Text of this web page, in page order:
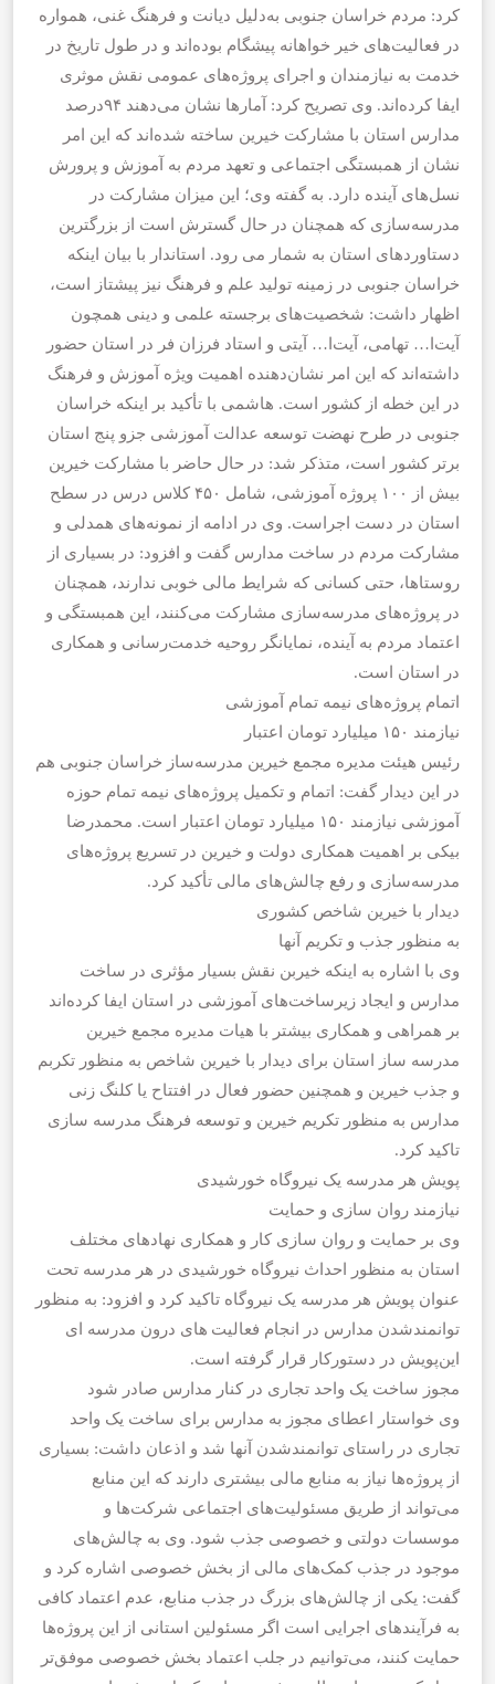
کرد: مردم خراسان جنوبی به‌دلیل دیانت و فرهنگ غنی، همواره
در فعالیت‌های خیر خواهانه پیشگام بوده‌اند و در طول تاریخ در
خدمت به نیازمندان و اجرای پروژه‌های عمومی نقش موثری
ایفا کرده‌اند. وی تصریح کرد: آمارها نشان می‌دهند ۹۴درصد
مدارس استان با مشارکت خیرین ساخته شده‌اند که این امر
نشان از همبستگی اجتماعی و تعهد مردم به آموزش و پرورش
نسل‌های آینده دارد. به گفته وی؛ این میزان مشارکت در
مدرسه‌سازی که همچنان در حال گسترش است از بزرگترین
دستاوردهای استان به شمار می رود. استاندار با بیان اینکه
خراسان جنوبی در زمینه تولید علم و فرهنگ نیز پیشتاز است،
اظهار داشت: شخصیت‌های برجسته علمی و دینی همچون
آیت‌ا… تهامی، آیت‌ا… آیتی و استاد فرزان فر در استان حضور
داشته‌اند که این امر نشان‌دهنده اهمیت ویژه آموزش و فرهنگ
در این خطه از کشور است. هاشمی با تأکید بر اینکه خراسان
جنوبی در طرح نهضت توسعه عدالت آموزشی جزو پنج استان
برتر کشور است، متذکر شد: در حال حاضر با مشارکت خیرین
بیش از ۱۰۰ پروژه آموزشی، شامل ۴۵۰ کلاس درس در سطح
استان در دست اجراست. وی در ادامه از نمونه‌های همدلی و
مشارکت مردم در ساخت مدارس گفت و افزود: در بسیاری از
روستاها، حتی کسانی که شرایط مالی خوبی ندارند، همچنان
در پروژه‌های مدرسه‌سازی مشارکت می‌کنند، این همبستگی و
اعتماد مردم به آینده، نمایانگر روحیه خدمت‌رسانی و همکاری
در استان است.
اتمام پروژه‌های نیمه تمام آموزشی
نیازمند ۱۵۰ میلیارد تومان اعتبار
رئیس هیئت مدیره مجمع خیرین مدرسه‌ساز خراسان جنوبی هم
در این دیدار گفت: اتمام و تکمیل پروژه‌های نیمه تمام حوزه
آموزشی نیازمند ۱۵۰ میلیارد تومان اعتبار است. محمدرضا
بیکی بر اهمیت همکاری دولت و خیرین در تسریع پروژه‌های
مدرسه‌سازی و رفع چالش‌های مالی تأکید کرد.
دیدار با خیرین شاخص کشوری
به منظور جذب و تکریم آنها
وی با اشاره به اینکه خیربن نقش بسیار مؤثری در ساخت
مدارس و ایجاد زیرساخت‌های آموزشی در استان ایفا کرده‌اند
بر همراهی و همکاری بیشتر با هیات مدیره مجمع خیرین
مدرسه ساز استان برای دیدار با خیرین شاخص به منظور تکربم
و جذب خیرین و همچنین حضور فعال در افتتاح یا کلنگ زنی
مدارس به منظور تکریم خیرین و توسعه فرهنگ مدرسه سازی
تاکید کرد.
پویش هر مدرسه یک نیروگاه خورشیدی
نیازمند روان سازی و حمایت
وی بر حمایت و روان سازی کار و همکاری نهادهای مختلف
استان به منظور احداث نیروگاه خورشیدی در هر مدرسه تحت
عنوان پویش هر مدرسه یک نیروگاه تاکید کرد و افزود: به منظور
توانمندشدن مدارس در انجام فعالیت های درون مدرسه ای
این‌پویش در دستورکار قرار گرفته است.
مجوز ساخت یک واحد تجاری در کنار مدارس صادر شود
وی خواستار اعطای مجوز به مدارس برای ساخت یک واحد
تجاری در راستای توانمندشدن آنها شد و اذعان داشت: بسیاری
از پروژه‌ها نیاز به منابع مالی بیشتری دارند که این منابع
می‌تواند از طریق مسئولیت‌های اجتماعی شرکت‌ها و
موسسات دولتی و خصوصی جذب شود. وی به چالش‌های
موجود در جذب کمک‌های مالی از بخش خصوصی اشاره کرد و
گفت: یکی از چالش‌های بزرگ در جذب منابع، عدم اعتماد کافی
به فرآیندهای اجرایی است اگر مسئولین استانی از این پروژه‌ها
حمایت کنند، می‌توانیم در جلب اعتماد بخش خصوصی موفق‌تر